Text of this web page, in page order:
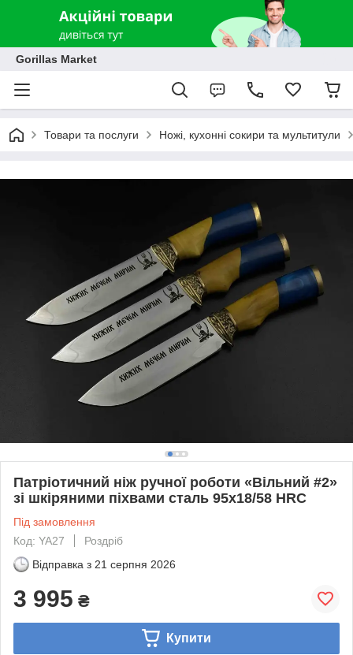
Gorillas Market
Товари та послуги Ножі, кухонні сокири та мультитули
Патріотичний ніж ручної роботи «Вільний #2»
зі шкіряними піхвами сталь 95х18/58 HRC
Під замовлення
Код: YA27
Роздріб
Відправка з 21 серпня 2026
3 995 ₴
Купити